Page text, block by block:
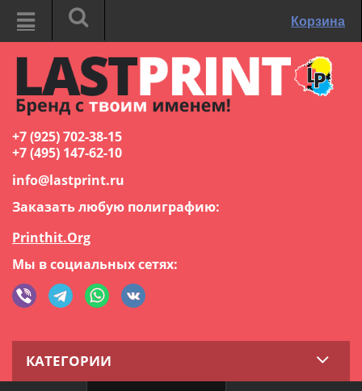
Корзина
+7 (925) 702-38-15
+7 (495) 147-62-10
info@lastprint.ru
Заказать любую полиграфию:
Printhit.Org
Мы в социальных сетях:
КАТЕГОРИИ